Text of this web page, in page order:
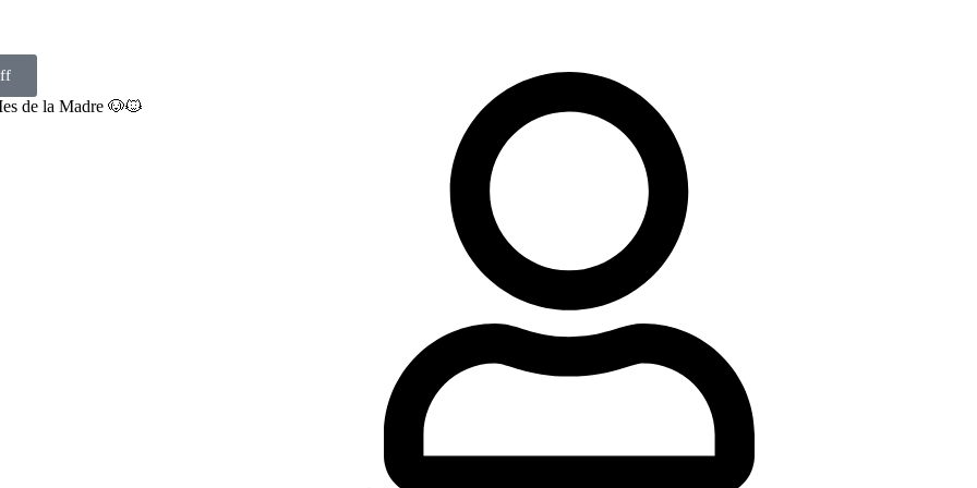
de la Madre 🐶🐱